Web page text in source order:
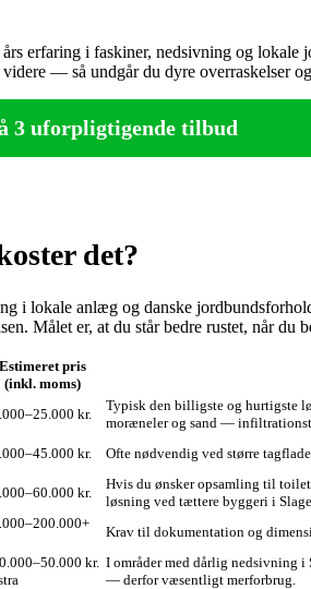
erfaring i faskiner, nedsivning og
— så undgår du dyre overraskelser
3 uforpligtigende tilbud
det?
i lokale anlæg og danske
Målet er, at du står bedre rustet, når du
Estimeret pris
(inkl. moms)
kr.
Typisk den billigste og hurtigste
moræneler og sand —
kr.
Ofte nødvendig ved større
kr.
Hvis du ønsker opsamling til
løsning ved tættere byggeri i
Krav til dokumentation og
kr. I områder med dårlig nedsivning
— derfor væsentligt merforbrug.